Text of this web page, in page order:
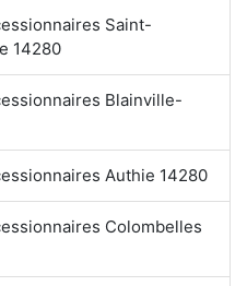
Saint-
14280
Blainville-
Authie 14280
Colombelles